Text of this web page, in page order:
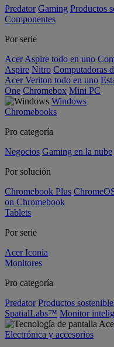
Predator Gaming Productos
Componentes
Por serie
Acer Aspire todo en uno
Aspire Nitro Computadoras
Acer Veriton todo en uno
One Chromebox Mini PC
Windows
Chromebooks
Pro categoría
Negocios Gaming en la nube
Por solución
Chromebook Plus
on Chromebook
Tablets
Por serie
Acer Iconia
Monitores
Pro categoría
Predator Productos
SpatialLabs™ Monitor
Electrónica y accesorios